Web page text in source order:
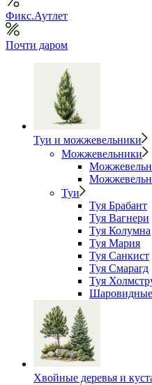
Фикс.Аутлет
Почти даром
Туи и можжевельники
Можжевельники
Туи
Туя Брабант
Туя Вагнери
Туя Колумна
Туя Мария
Туя Санкист
Туя Смарагд
Туя
Хвойные деревья и